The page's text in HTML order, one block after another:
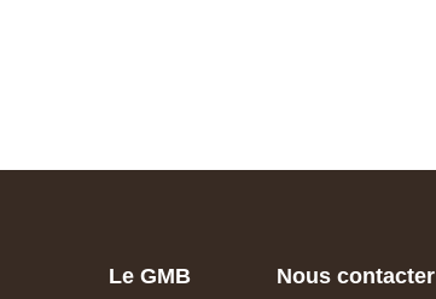
Le GMB Nous contacter